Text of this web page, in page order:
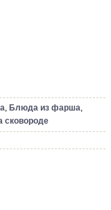
, Блюда из фарша,
сковороде